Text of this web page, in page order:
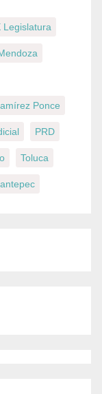
Legislatura
Ponce
PRD
Toluca